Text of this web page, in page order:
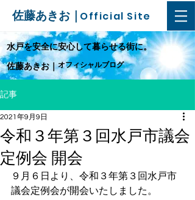
Official Site
佐藤あきお｜
​水戸を安全に安心して暮らせる街に。
佐藤あきお｜オフィシャルブログ
記事
令和３年第３回水戸市議会
定例会 開会
2021年9月9日
９月６日より、令和３年第３回水戸市
議会定例会が開会いたしました。